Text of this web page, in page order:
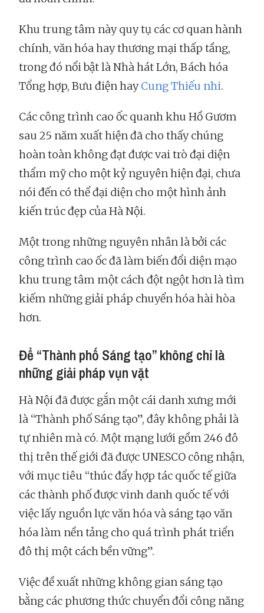
Khu trung tâm này quy tụ các cơ quan hành
chính, văn hóa hay thương mại thấp tầng,
trong đó nổi bật là Nhà hát Lớn, Bách hóa
Tổng hợp, Bưu điện hayCung Thiếu nhi.
Các công trình cao ốc quanh khu Hồ Gươm
sau 25 năm xuất hiện đã cho thấy chúng
hoàn toàn không đạt được vai trò đại diện
thẩm mỹ cho một kỷ nguyên hiện đại, chưa
nói đến có thể đại diện cho một hình ảnh
kiến trúc đẹp của Hà Nội.
Một trong những nguyên nhân là bởi các
công trình cao ốc đã làm biến đổi diện mạo
khu trung tâm một cách đột ngột hơn là tìm
kiếm những giải pháp chuyển hóa hài hòa
hơn.
Để “Thành phố Sáng tạo” không chỉ là
những giải pháp vụn vặt
Hà Nội đã được gắn một cái danh xưng mới
là “Thành phố Sáng tạo”, đây không phải là
tự nhiên mà có. Một mạng lưới gồm 246 đô
thị trên thế giới đã được UNESCO công nhận,
với mục tiêu “thúc đẩy hợp tác quốc tế giữa
các thành phố được vinh danh quốc tế với
việc lấy nguồn lực văn hóa và sáng tạo văn
hóa làm nền tảng cho quá trình phát triển
đô thị một cách bền vững”.
Việc đề xuất những không gian sáng tạo
bằng các phương thức chuyển đổi công năng